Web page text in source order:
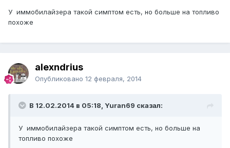
У иммобилайзера такой симптом есть, но больше на топливо
похоже
alexndrius
Опубликовано 12 февраля, 2014
В 12.02.2014 в 05:18, Yuran69 сказал:
У иммобилайзера такой симптом есть, но больше на
топливо похоже